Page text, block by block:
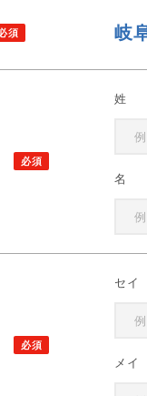
岐
姓
名
セイ
メイ